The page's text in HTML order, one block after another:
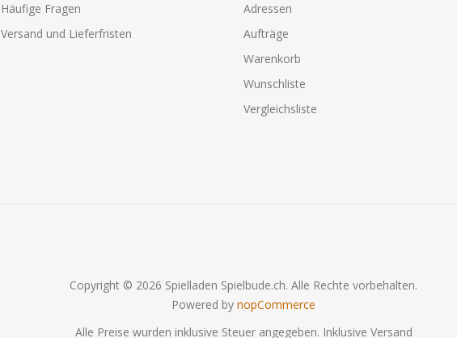
Häufige Fragen
Versand und Lieferfristen
Adressen
Aufträge
Warenkorb
Wunschliste
Vergleichsliste
Copyright © 2026 Spielladen Spielbude.ch. Alle Rechte vorbehalten.
Powered by nopCommerce
Alle Preise wurden inklusive Steuer angegeben. Inklusive Versand